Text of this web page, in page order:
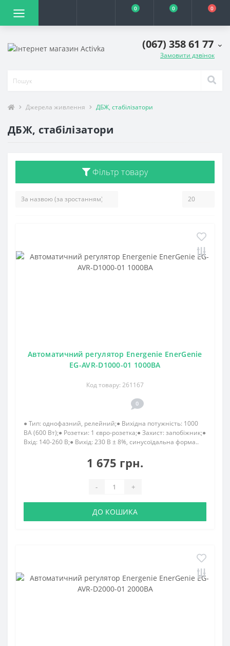
0 0 0
(067) 358 61 77
Замовити дзвінок
Джерела живлення ДБЖ, стабілізатори
ДБЖ, стабілізатори
Фільтр товару
Автоматичний регулятор Energenie EnerGenie
EG-AVR-D1000-01 1000ВА
Код товару: 261167
0
● Тип: однофазний, релейний;● Вихідна потужність: 1000
ВА (600 Вт);● Розетки: 1 євро-розетка;● Захист: запобіжник;●
Вхід: 140-260 В;● Вихід: 230 В ± 8%, синусоїдальна форма..
1 675 грн.
- +
ДО КОШИКА